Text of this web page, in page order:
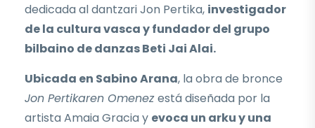
dedicada al dantzari Jon Pertika, investigador
de la cultura vasca y fundador del grupo
bilbaino de danzas Beti Jai Alai.
Ubicada en Sabino Arana, la obra de bronce
Jon Pertikaren Omenezestá diseñada por la
artista Amaia Gracia y evoca un arku y una